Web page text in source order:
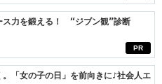
PR
ス力を鍛える！ “ジブン観”診断
「女の子の日」を前向きに♪社会人エ